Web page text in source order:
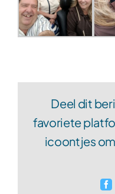
Deel dit
favoriete
icoontjes